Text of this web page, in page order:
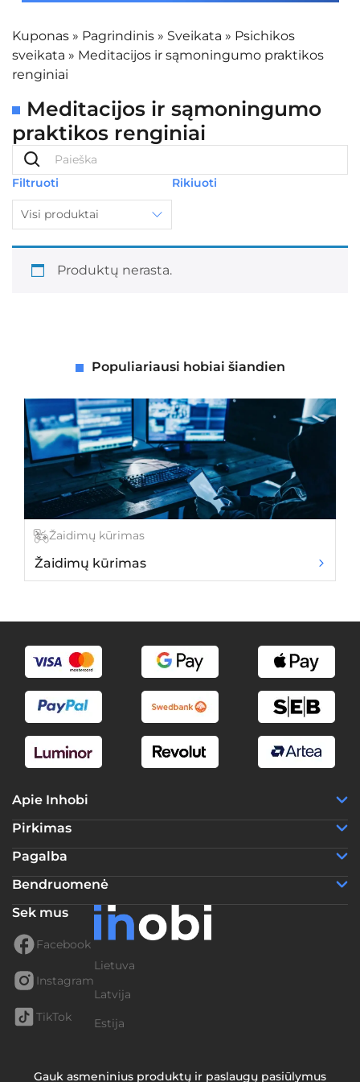
Kuponas » Pagrindinis » Sveikata » Psichikos
sveikata » Meditacijos ir sąmoningumo praktikos
renginiai
Meditacijos ir sąmoningumo
praktikos renginiai
Filtruoti
Visi produktai
Rikiuoti
Produktų nerasta.
Populiariausi hobiai šiandien
Žaidimų kūrimas
Žaidimų kūrimas
Apie Inhobi
Pirkimas
Pagalba
Bendruomenė
Sek mus
Facebook
Instagram
TikTok
Lietuva
Latvija
Estija
Gauk asmeninius produktų ir paslaugų pasiūlymus